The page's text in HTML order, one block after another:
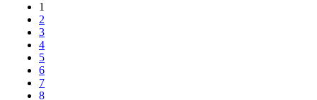
1
2
3
4
5
6
7
8